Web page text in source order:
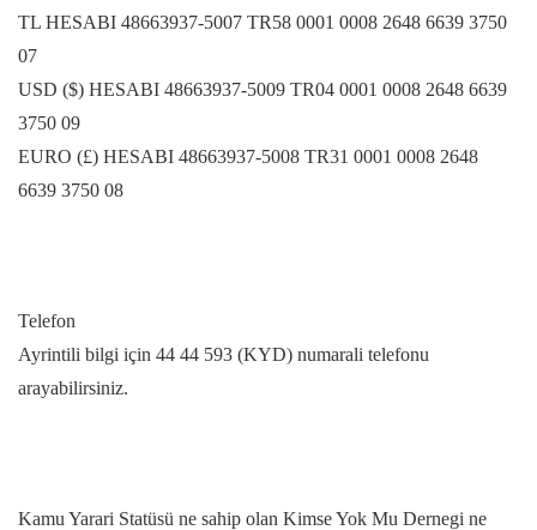
TL HESABI 48663937-5007 TR58 0001 0008 2648 6639 3750
07
USD ($) HESABI 48663937-5009 TR04 0001 0008 2648 6639
3750 09
EURO (£) HESABI 48663937-5008 TR31 0001 0008 2648
6639 3750 08
Telefon
Ayrintili bilgi için 44 44 593 (KYD) numarali telefonu
arayabilirsiniz.
Kamu Yarari Statüsü ne sahip olan Kimse Yok Mu Dernegi ne